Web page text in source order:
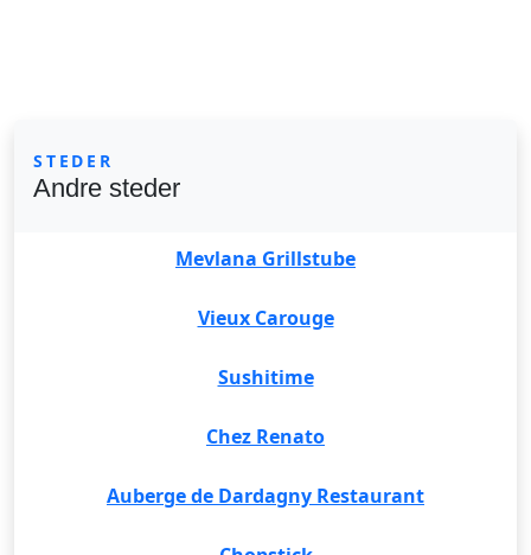
STEDER
Andre steder
Mevlana Grillstube
Vieux Carouge
Sushitime
Chez Renato
Auberge de Dardagny Restaurant